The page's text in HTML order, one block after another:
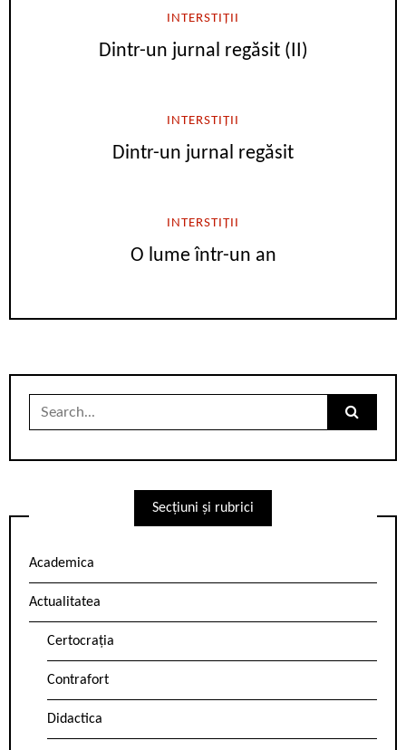
INTERSTIȚII
Dintr-un jurnal regăsit (II)
INTERSTIȚII
Dintr-un jurnal regăsit
INTERSTIȚII
O lume într-un an
Search
Secțiuni și rubrici
Academica
Actualitatea
Certocrația
Contrafort
Didactica